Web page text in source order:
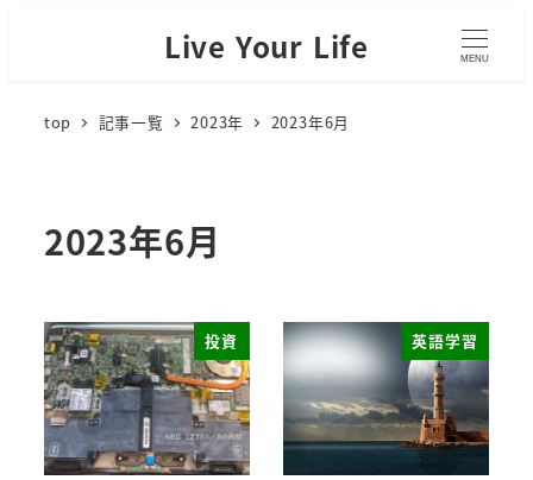
Live Your Life MENU
top 記事一覧 2023年 2023年6月
2023年6月
投資 英語学習